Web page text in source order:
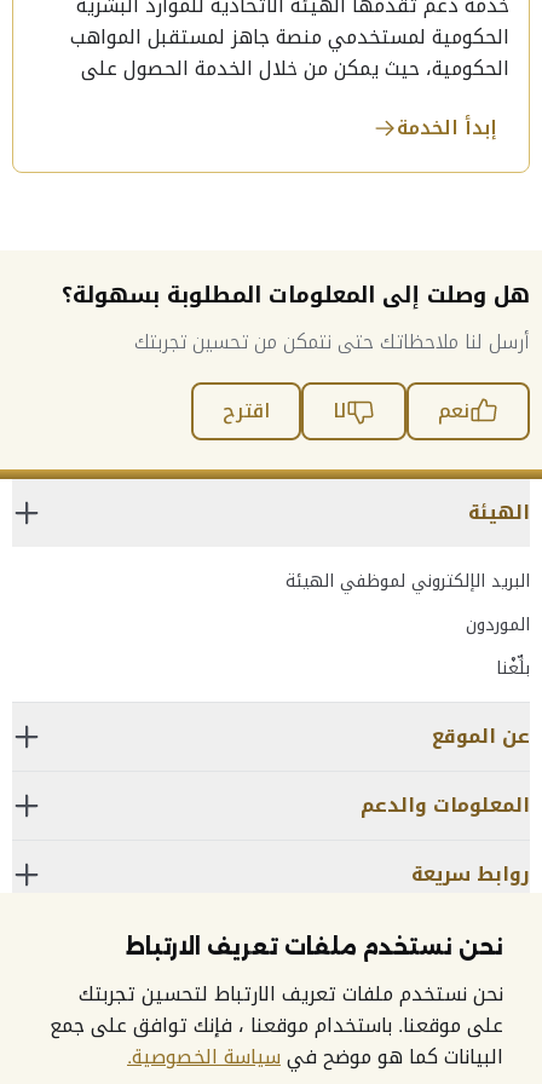
الحكومية لمستخدمي منصة جاهز لمستقبل المواهب
الحكومية، حيث يمكن من خلال الخدمة الحصول على
منها وحل الصعوبات التي قد تواجه المستخدمين التقنية
والإجرائية.
إبدأ الخدمة
هل وصلت إلى المعلومات المطلوبة بسهولة؟
أرسل لنا ملاحظاتك حتى نتمكن من تحسين تجربتك
نعم
لا اقترح
الهيئة
البريد الإلكتروني لموظفي الهيئة
الموردون
بلِّغْنا
عن الموقع
المعلومات والدعم
روابط سريعة
مركز الاتصال: 600525524
نحن نستخدم ملفات تعريف الارتباط
نحن نستخدم ملفات تعريف الارتباط لتحسين تجربتك
على موقعنا. باستخدام موقعنا ، فإنك توافق على جمع
البيانات كما هو موضح فيسياسة الخصوصية.